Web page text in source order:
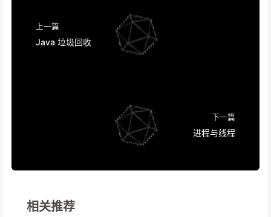
上一篇
Java 垃圾回收
下一篇
进程与线程
相关推荐